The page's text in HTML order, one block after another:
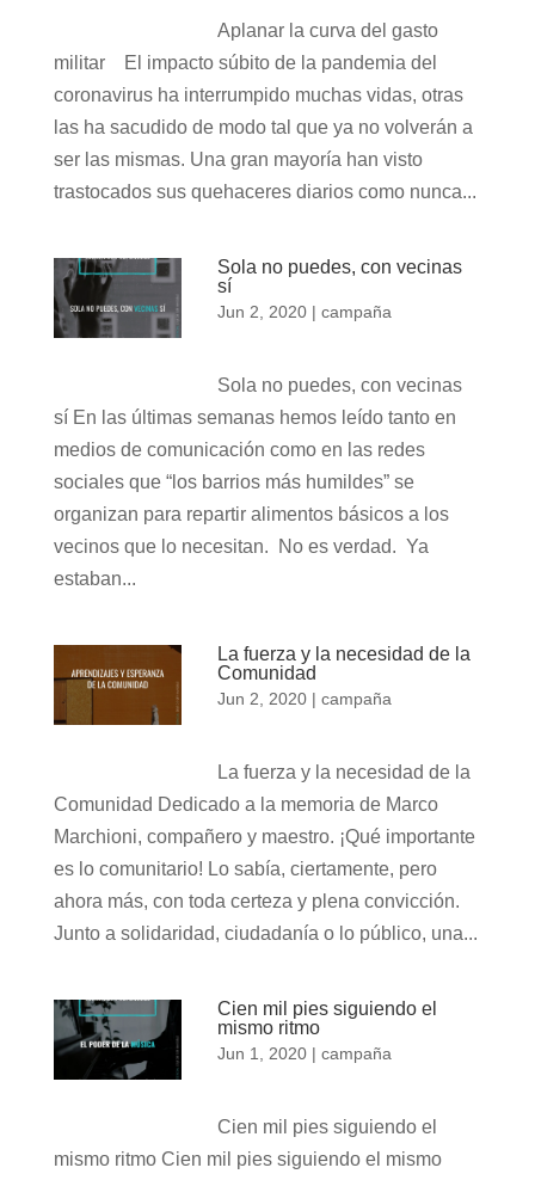
Aplanar la curva del gasto
militar El impacto súbito de la pandemia del
coronavirus ha interrumpido muchas vidas, otras
las ha sacudido de modo tal que ya no volverán a
ser las mismas. Una gran mayoría han visto
trastocados sus quehaceres diarios como nunca...
Sola no puedes, con vecinas
sí
Jun 2, 2020 |campaña
Sola no puedes, con vecinas
sí En las últimas semanas hemos leído tanto en
medios de comunicación como en las redes
sociales que “los barrios más humildes” se
organizan para repartir alimentos básicos a los
vecinos que lo necesitan. No es verdad. Ya
estaban...
La fuerza y la necesidad de la
Comunidad
Jun 2, 2020 |campaña
La fuerza y la necesidad de la
Comunidad Dedicado a la memoria de Marco
Marchioni, compañero y maestro. ¡Qué importante
es lo comunitario! Lo sabía, ciertamente, pero
ahora más, con toda certeza y plena convicción.
Junto a solidaridad, ciudadanía o lo público, una...
Cien mil pies siguiendo el
mismo ritmo
Jun 1, 2020 |campaña
Cien mil pies siguiendo el
mismo ritmo Cien mil pies siguiendo el mismo